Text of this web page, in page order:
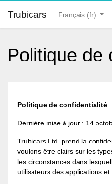
Trubicars Français ‎(fr)‎
Politique de
Politique de confidentialité
Dernière mise à jour : 14
Trubicars Ltd. prend la
voulons être clairs sur les
les circonstances dans
utilisateurs des applications